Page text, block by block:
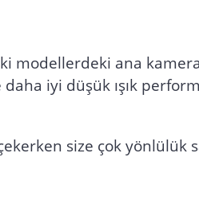
modellerdeki ana
iyi düşük ışık
size çok